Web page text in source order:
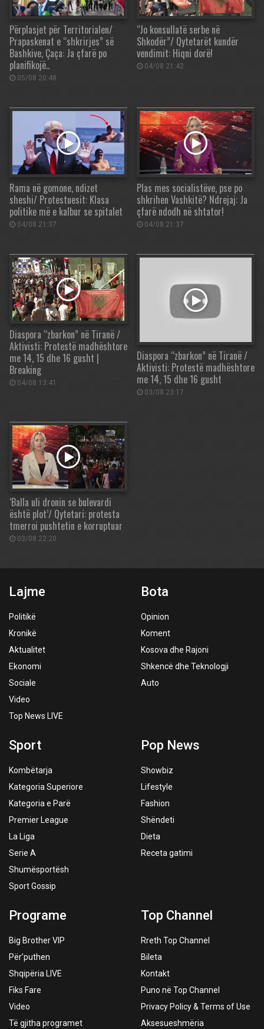
Përplasjet për Territorialen/
Prapaskenat e “shkrirjes” së
Bashkive, Çaça: Ja çfarë po
planifikojë..
05/08 20:48
“Jo konsullatë serbe në
Shkodër”/ Qytetarët kundër
vendimit: Hiqni dorë!
04/08 21:42
Rama në gomone, ndizet
sheshi/ Protestuesit: Klasa
politike më e kalbur se spitalet
04/08 21:37
Plas mes socialistëve, pse po
shkrihen Vashkitë? Ndrejaj: Ja
çfarë ndodh në shtator!
04/08 21:37
Diaspora “zbarkon” në Tiranë /
Aktivisti: Protestë madhështore
me 14, 15 dhe 16 gusht |
Breaking
04/08 13:41
Diaspora “zbarkon” në Tiranë /
Aktivisti: Protestë madhështore
me 14, 15 dhe 16 gusht
03/08 23:17
‘Balla uli dronin se bulevardi
është plot’/ Qytetari: protesta
tmerroi pushtetin e korruptuar
03/08 22:20
Lajme
Politikë
Kronikë
Aktualitet
Ekonomi
Sociale
Video
Top News LIVE
Bota
Opinion
Koment
Kosova dhe Rajoni
Shkencë dhe Teknologji
Auto
Sport
Kombëtarja
Kategoria Superiore
Kategoria e Parë
Premier League
La Liga
Serie A
Shumësportësh
Sport Gossip
Pop News
Showbiz
Lifestyle
Fashion
Shëndeti
Dieta
Receta gatimi
Programe
Big Brother VIP
Për’puthen
Shqipëria LIVE
Fiks Fare
Video
Të gjitha programet
Top Channel
Rreth Top Channel
Bileta
Kontakt
Puno në Top Channel
Privacy Policy & Terms of Use
Aksesueshmëria